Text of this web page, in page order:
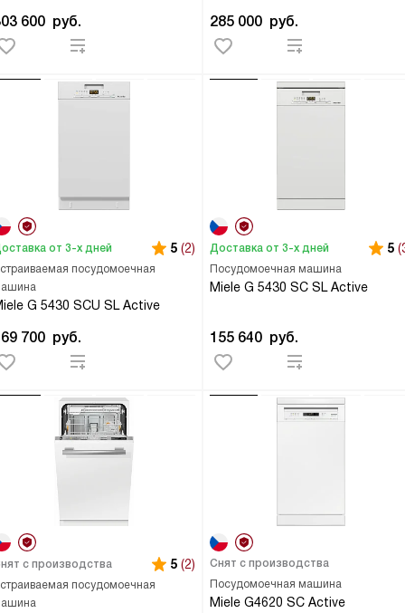
600 руб. 285 000 руб.
посудомоечная
G 5430 SCU SL Active
от 3-х дней 5 (2)
700 руб.
Посудомоечная машина
Miele G 5430 SC SL Active
Доставка от 3-х дней 5
155 640 руб.
посудомоечная
с производства 5 (2)
Посудомоечная машина
Miele G4620 SC Active
Снят с производства